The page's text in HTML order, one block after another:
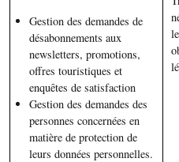
Gestion des demandes de
désabonnements aux
newsletters, promotions,
offres touristiques et
enquêtes de satisfaction
Gestion des demandes des
personnes concernées en
matière de protection de
leurs données personnelles.